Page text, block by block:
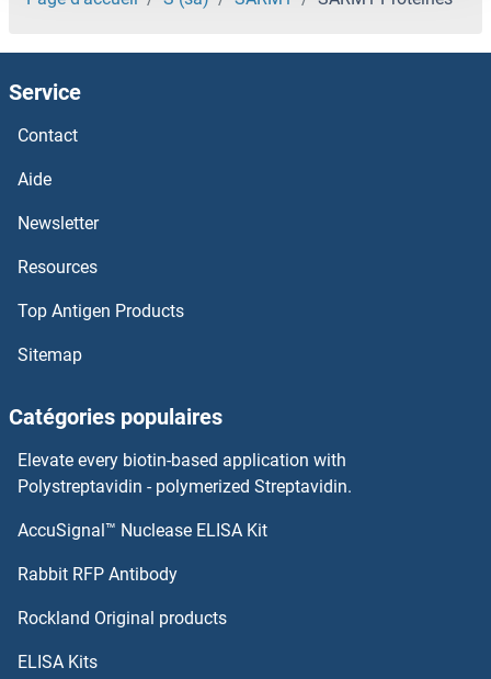
SAP18 Protéines
SAP1 Protéines
SAMHD1 Protéines
SAMD4A Protéines
SAMD11 Protéines
SALL4 Protéines
SALL2 Protéines
SAG Protéines
Service
Contact
Aide
Newsletter
Resources
Top Antigen Products
Sitemap
Catégories populaires
Elevate every biotin-based application with
Polystreptavidin - polymerized Streptavidin.
AccuSignal™ Nuclease ELISA Kit
Rabbit RFP Antibody
Rockland Original products
ELISA Kits